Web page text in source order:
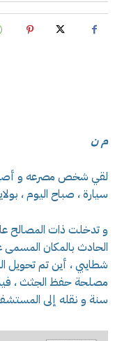
م ن
لقي شخص مصرعه و
سيارة ، صباح اليوم ،
الحادث بالمكان المسمى
سنة و نقله إلى